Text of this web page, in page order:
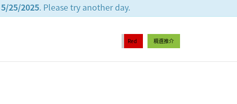
5/25/2025. Please try another day.
Red 精選推介